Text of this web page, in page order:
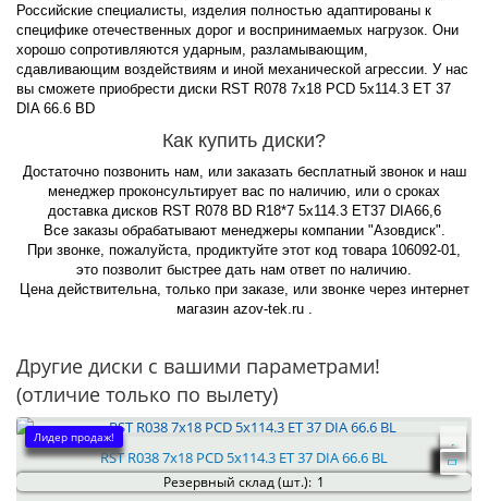
Российские специалисты, изделия полностью адаптированы к
специфике отечественных дорог и воспринимаемых нагрузок. Они
хорошо сопротивляются ударным, разламывающим,
сдавливающим воздействиям и иной механической агрессии. У нас
вы сможете приобрести диски RST R078 7x18 PCD 5x114.3 ET 37
DIA 66.6 BD
Как купить диски?
Достаточно позвонить нам, или заказать бесплатный звонок и наш
менеджер проконсультирует вас по наличию, или о сроках
доставка дисков RST R078 BD R18*7 5x114.3 ET37 DIA66,6
Все заказы обрабатывают менеджеры компании "Азовдиск".
При звонке, пожалуйста, продиктуйте этот код товара 106092-01,
это позволит быстрее дать нам ответ по наличию.
Цена действительна, только при заказе, или звонке через интернет
магазин azov-tek.ru .
Другие диски с вашими параметрами!
(отличие только по вылету)
Лидер продаж!
RST R038 7x18 PCD 5x114.3 ET 37 DIA 66.6 BL
Резервный склад (шт.): 1